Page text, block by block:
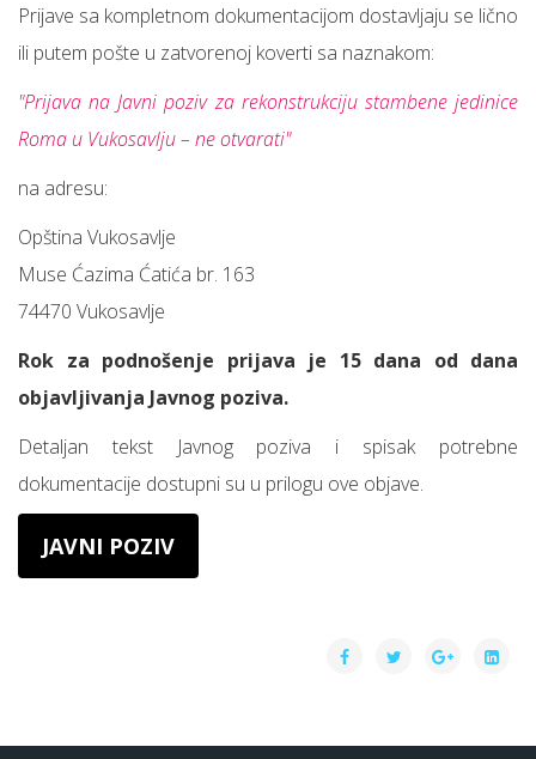
Prijave sa kompletnom dokumentacijom dostavljaju se lično
ili putem pošte u zatvorenoj koverti sa naznakom:
"Prijava na Javni poziv za rekonstrukciju stambene jedinice
Roma u Vukosavlju – ne otvarati"
na adresu:
Opština Vukosavlje
Muse Ćazima Ćatića br. 163
74470 Vukosavlje
Rok za podnošenje prijava je 15 dana od dana
objavljivanja Javnog poziva.
Detaljan tekst Javnog poziva i spisak potrebne
dokumentacije dostupni su u prilogu ove objave.
JAVNI POZIV